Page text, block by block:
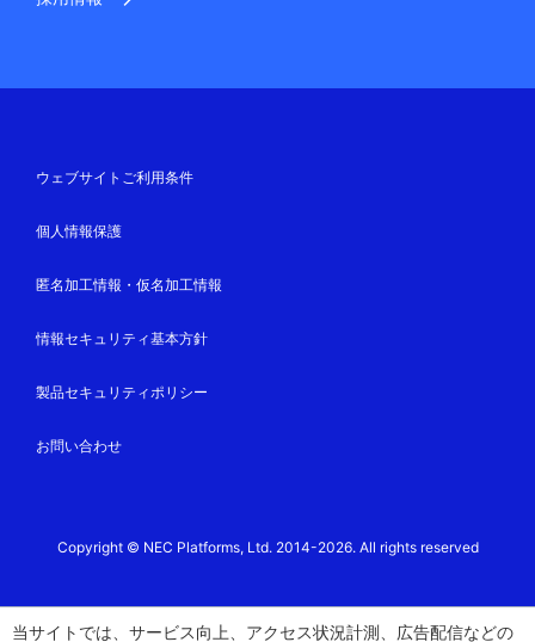
当サイトでは、サービス向上、アクセス状況計測、広告配信などの
ウェブサイトご利用条件
個人情報保護
匿名加工情報・仮名加工情報
情報セキュリティ基本方針
製品セキュリティポリシー
お問い合わせ
Copyright © NEC Platforms, Ltd. 2014-2026. All rights reserved